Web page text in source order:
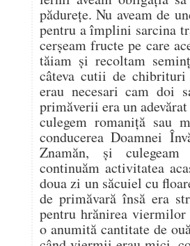
pădurețe. Nu aveam de
pentru a împlini sarcina
cerșeam fructe pe care
tăiam și recoltam
câteva cutii de chibrituri
erau necesari cam doi
primăverii era un
culegem romaniță sau
conducerea Doamnei
Znamăn, și
continuăm activitatea
doua zi un săcuiel cu
de primăvară însă era
pentru hrănirea viermilor
o anumită cantitate de